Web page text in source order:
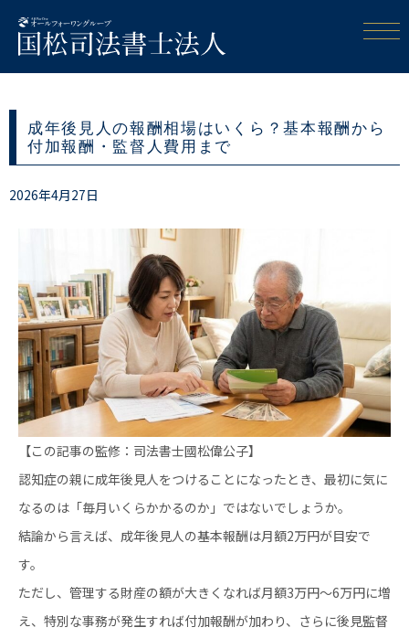
成年後見人の報酬相場はいくら？基本報酬から
付加報酬・監督人費用まで
2026年4月27日
【この記事の監修：司法書士國松偉公子】
認知症の親に成年後見人をつけることになったとき、最初に気に
なるのは「毎月いくらかかるのか」ではないでしょうか。
結論から言えば、成年後見人の基本報酬は月額2万円が目安で
す。
ただし、管理する財産の額が大きくなれば月額3万円～6万円に増
え、特別な事務が発生すれば付加報酬が加わり、さらに後見監督